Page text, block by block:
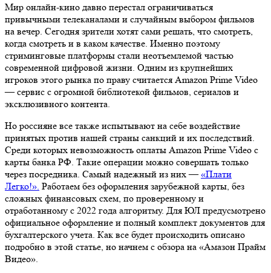
Мир онлайн-кино давно перестал ограничиваться
привычными телеканалами и случайным выбором фильмов
на вечер. Сегодня зрители хотят сами решать, что смотреть,
когда смотреть и в каком качестве. Именно поэтому
стриминговые платформы стали неотъемлемой частью
современной цифровой жизни. Одним из крупнейших
игроков этого рынка по праву считается Amazon Prime Video
— сервис с огромной библиотекой фильмов, сериалов и
эксклюзивного контента.
Но россияне все также испытывают на себе воздействие
принятых против нашей страны санкций и их последствий.
Среди которых невозможность оплаты Amazon Prime Video с
карты банка РФ. Такие операции можно совершать только
через посредника. Самый надежный из них —«Плати
Легко!». Работаем без оформления зарубежной карты, без
сложных финансовых схем, по проверенному и
отработанному с 2022 года алгоритму. Для ЮЛ предусмотрено
официальное оформление и полный комплект документов для
бухгалтерского учета. Как все будет происходить описано
подробно в этой статье, но начнем с обзора на «Амазон Прайм
Видео».